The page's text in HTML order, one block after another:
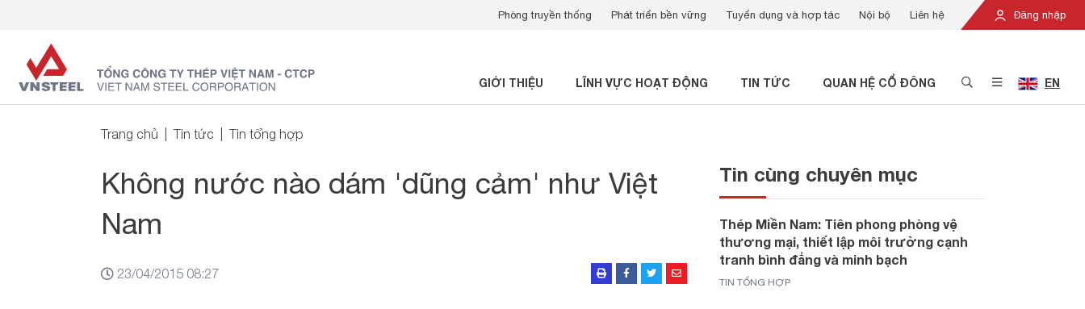
Đăng nhập
Phòng truyền thống Phát triển bền vững Tuyển dụng và hợp tác Nội bộ Liên hệ
GIỚI THIỆU LĨNH VỰC HOẠT ĐỘNG TIN TỨC QUAN HỆ CỔ ĐÔNG EN
Trang chủ Tin tức Tin tổng hợp
Không nước nào dám 'dũng cảm' như Việt
Nam
23/04/2015 08:27
Tin cùng chuyên mục
Thép Miền Nam: Tiên phong phòng vệ
thương mại, thiết lập môi trường cạnh
tranh bình đẳng và minh bạch
TIN TỔNG HỢP